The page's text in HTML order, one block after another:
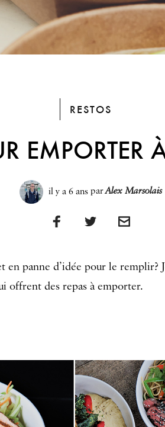
RESTOS
EMPORTER
il y a 6 ansparAlex Marsolais
en panne d’idée pour le remplir?
offrent des repas à emporter.